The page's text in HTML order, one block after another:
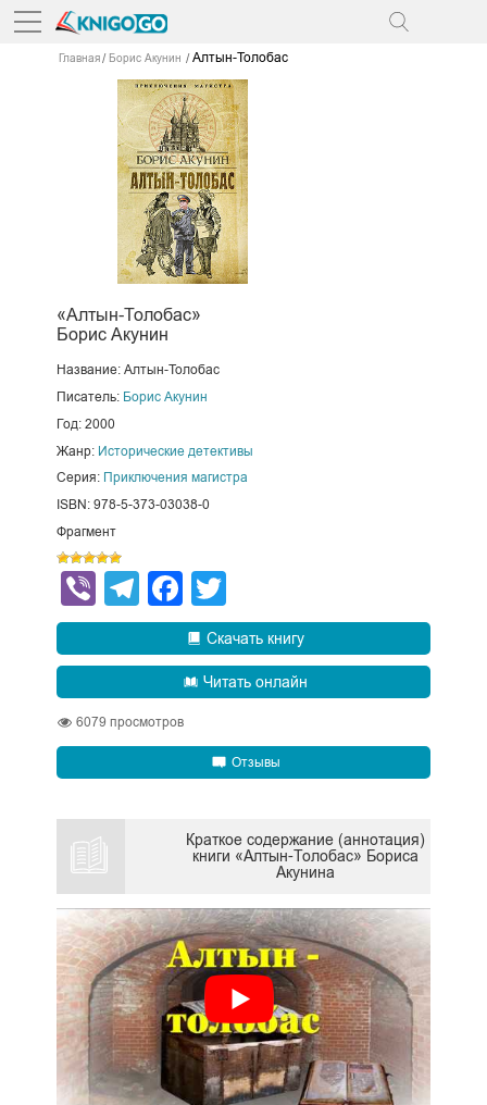
Главная Борис Акунин Алтын-Толобас
«Алтын-Толобас»
Борис Акунин
Название: Алтын-Толобас
Писатель: Борис Акунин
Год: 2000
Жанр: Исторические детективы
Серия: Приключения магистра
ISBN: 978-5-373-03038-0
Фрагмент
ViberTelegram
Facebook
Скачать книгу
Читать онлайн
6079 просмотров
Отзывы
Краткое содержание (аннотация)
книги «Алтын-Толобас» Бориса
Акунина